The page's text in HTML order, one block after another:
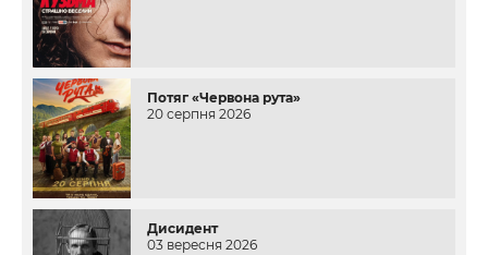
Потяг «Червона рута»
20 серпня 2026
Дисидент
03 вересня 2026